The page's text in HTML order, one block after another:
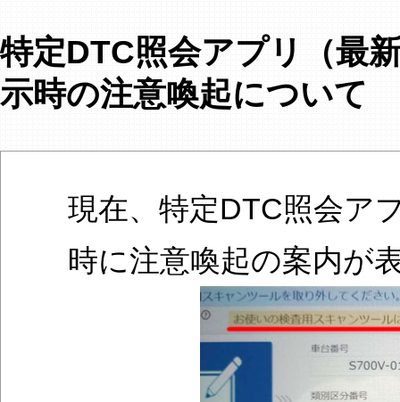
特定DTC照会アプリ（最
示時の注意喚起について
現在、特定DTC照会ア
時に注意喚起の案内が